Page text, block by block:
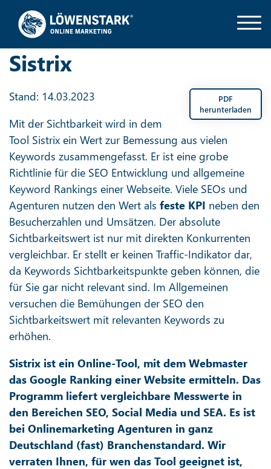
Sistrix
PDF
herunterladen
Stand: 14.03.2023
Mit der Sichtbarkeit wird in dem
Tool Sistrix ein Wert zur Bemessung aus vielen
Keywords zusammengefasst. Er ist eine grobe
Richtlinie für die SEO Entwicklung und allgemeine
Keyword Rankings einer Webseite. Viele SEOs und
Agenturen nutzen den Wert als feste KPI neben den
Besucherzahlen und Umsätzen. Der absolute
Sichtbarkeitswert ist nur mit direkten Konkurrenten
vergleichbar. Er stellt er keinen Traffic-Indikator dar,
da Keywords Sichtbarkeitspunkte geben können, die
für Sie gar nicht relevant sind. Im Allgemeinen
versuchen die Bemühungen der SEO den
Sichtbarkeitswert mit relevanten Keywords zu
erhöhen.
Sistrix ist ein Online-Tool, mit dem Webmaster
das Google Ranking einer Website ermitteln. Das
Programm liefert vergleichbare Messwerte in
den Bereichen SEO, Social Media und SEA. Es ist
bei Onlinemarketing Agenturen in ganz
Deutschland (fast) Branchenstandard. Wir
verraten Ihnen, für wen das Tool geeignet ist,